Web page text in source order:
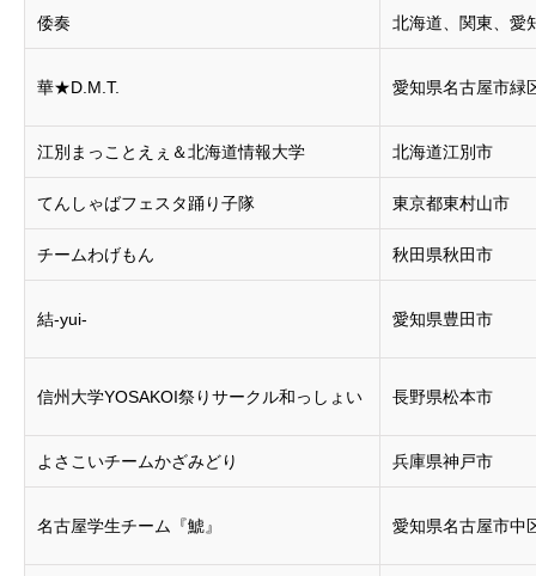
倭奏 北海道、関東、愛
華★D.M.T. 愛知県名古屋市緑
江別まっことえぇ＆北海道情報大学 北海道江別市
てんしゃばフェスタ踊り子隊 東京都東村山市
チームわげもん 秋田県秋田市
結-yui- 愛知県豊田市
信州大学YOSAKOI祭りサークル和っしょい 長野県松本市
よさこいチームかざみどり 兵庫県神戸市
名古屋学生チーム『鯱』 愛知県名古屋市中